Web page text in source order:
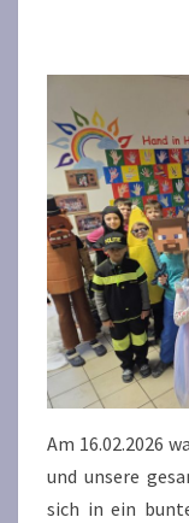
Am 16.02.2026
und unsere
sich in ein